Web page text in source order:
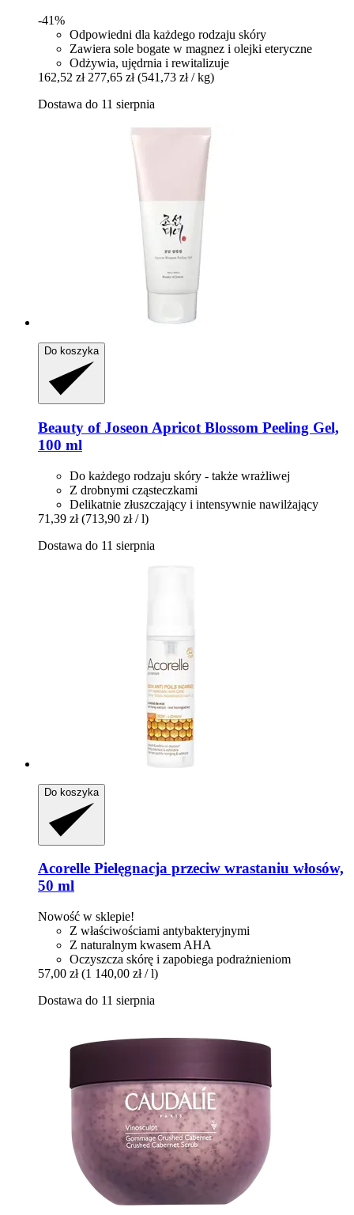
-41%
Odpowiedni dla każdego rodzaju skóry
Zawiera sole bogate w magnez i olejki eteryczne
Odżywia, ujędrnia i rewitalizuje
162,52 zł 277,65 zł (541,73 zł / kg)
Dostawa do 11 sierpnia
Do koszyka
Beauty of Joseon Apricot Blossom Peeling Gel,
100 ml
Do każdego rodzaju skóry - także wrażliwej
Z drobnymi cząsteczkami
Delikatnie złuszczający i intensywnie nawilżający
71,39 zł (713,90 zł / l)
Dostawa do 11 sierpnia
Do koszyka
Acorelle Pielęgnacja przeciw wrastaniu włosów,
50 ml
Nowość w sklepie!
Z właściwościami antybakteryjnymi
Z naturalnym kwasem AHA
Oczyszcza skórę i zapobiega podrażnieniom
57,00 zł (1 140,00 zł / l)
Dostawa do 11 sierpnia